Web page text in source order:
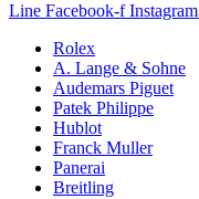
Line Facebook-f Instagram
Rolex
A. Lange & Sohne
Audemars Piguet
Patek Philippe
Hublot
Franck Muller
Panerai
Breitling